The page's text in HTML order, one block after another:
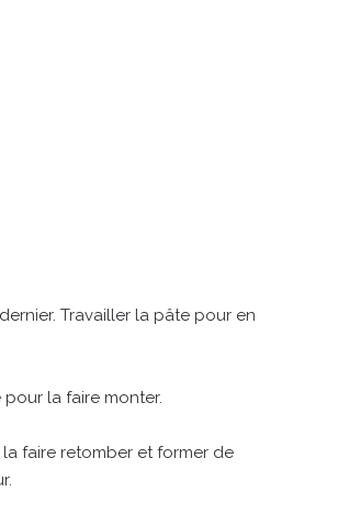
Travailler la pâte pour en
la faire monter.
faire retomber et former de